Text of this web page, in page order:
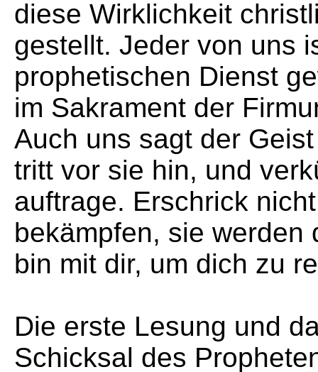
diese Wirklichkeit
gestellt. Jeder von uns
prophetischen Dienst
im Sakrament der
Auch uns sagt der
tritt vor sie hin, und
auftrage. Erschrick
bekämpfen, sie
bin mit dir, um dich zu
Die erste Lesung und
Schicksal des